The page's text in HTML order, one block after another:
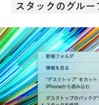
スタックのグルー